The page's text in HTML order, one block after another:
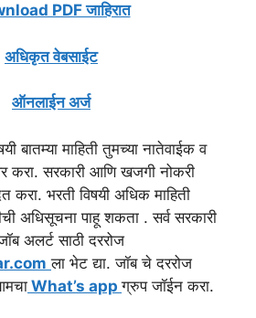
PDF जाहिरात
अधिकृत वेबसाईट
ऑनलाईनअर्ज
बातम्या माहिती तुमच्या नातेवाईक व
करा. सरकारी आणि खजगी नोकरी
करा. भरती विषयी अधिक माहिती
अधिसूचना पाहू शकता . सर्व सरकारी
अलर्ट साठी दररोज
ला भेट द्या. जॉब चे दररोज
What’s appग्रुप जॉईन करा.